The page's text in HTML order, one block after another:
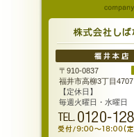
〒910-0837
福井市高柳3丁目4707
【定休日】
毎週火曜日・水曜日